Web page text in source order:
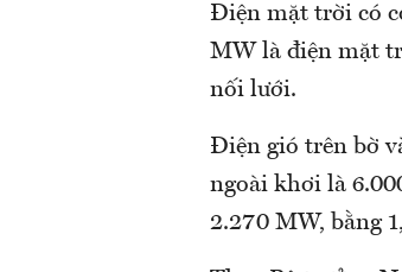
Điện mặt trời có
MW là điện mặt
nối lưới.
Điện gió trên bờ
ngoài khơi là
2.270 MW, bằng